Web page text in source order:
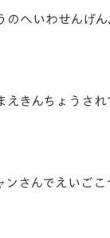
のへいわせんげ
えきんちょうさ
ンさんでえいご